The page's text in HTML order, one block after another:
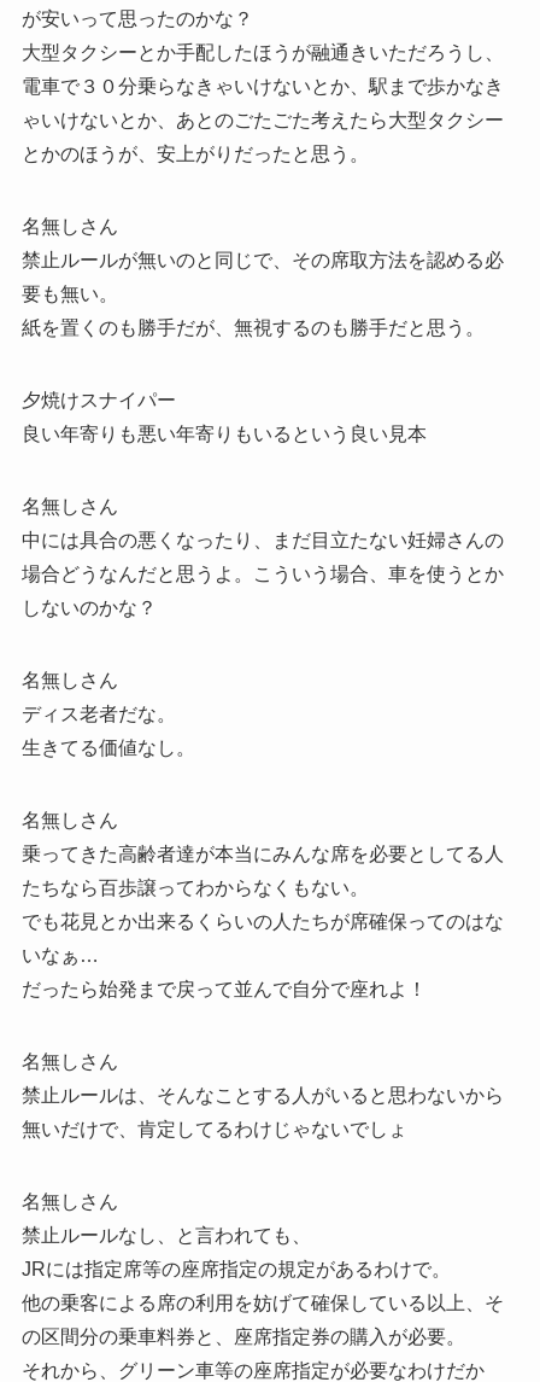
が安いって思ったのかな？
大型タクシーとか手配したほうが融通きいただろうし、
電車で３０分乗らなきゃいけないとか、駅まで歩かなき
ゃいけないとか、あとのごたごた考えたら大型タクシー
とかのほうが、安上がりだったと思う。
名無しさん
禁止ルールが無いのと同じで、その席取方法を認める必
要も無い。
紙を置くのも勝手だが、無視するのも勝手だと思う。
夕焼けスナイパー
良い年寄りも悪い年寄りもいるという良い見本
名無しさん
中には具合の悪くなったり、まだ目立たない妊婦さんの
場合どうなんだと思うよ。こういう場合、車を使うとか
しないのかな？
名無しさん
ディス老者だな。
生きてる価値なし。
名無しさん
乗ってきた高齢者達が本当にみんな席を必要としてる人
たちなら百歩譲ってわからなくもない。
でも花見とか出来るくらいの人たちが席確保ってのはな
いなぁ…
だったら始発まで戻って並んで自分で座れよ！
名無しさん
禁止ルールは、そんなことする人がいると思わないから
無いだけで、肯定してるわけじゃないでしょ
名無しさん
禁止ルールなし、と言われても、
JRには指定席等の座席指定の規定があるわけで。
他の乗客による席の利用を妨げて確保している以上、そ
の区間分の乗車料券と、座席指定券の購入が必要。
それから、グリーン車等の座席指定が必要なわけだか